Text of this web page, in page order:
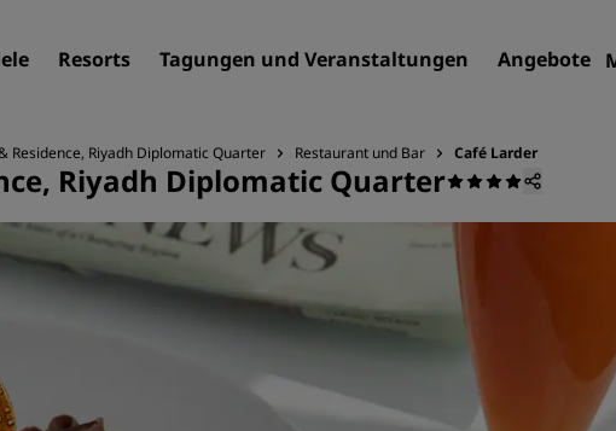
Resorts Tagungen und Veranstaltungen Angebote
Finden Sie Ihr Hotel
Reiseziele
Serviced Apartments
Neue und geplante Hotels
Residence, Riyadh Diplomatic Quarter Restaurant und Bar Café Larder
Riyadh Diplomatic Quarter